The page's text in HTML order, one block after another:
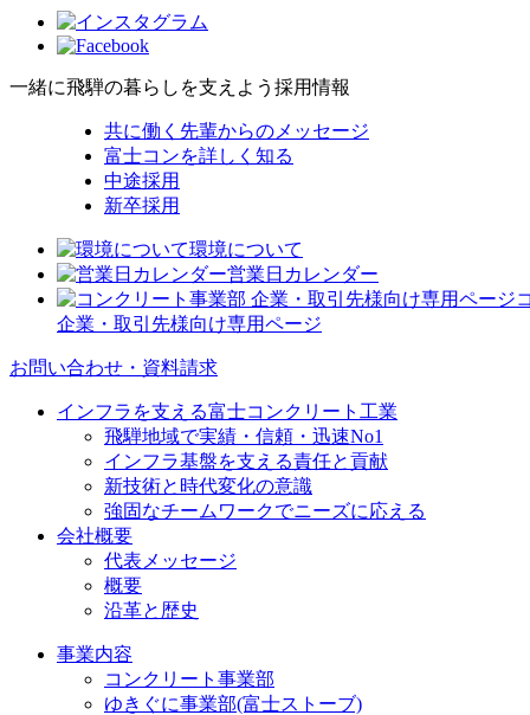
一緒に飛騨の暮らしを支えよう 採用情報
共に働く先輩からのメッセージ
富士コンを詳しく知る
中途採用
新卒採用
環境について
営業日カレンダー
企業・取引先様向け専用ページ
お問い合わせ・資料請求
インフラを支える富士コンクリート工業
飛騨地域で実績・信頼・迅速No1
インフラ基盤を支える責任と貢献
新技術と時代変化の意識
強固なチームワークでニーズに応える
会社概要
代表メッセージ
概要
沿革と歴史
事業内容
コンクリート事業部
ゆきぐに事業部(富士ストーブ)